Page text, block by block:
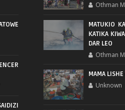
Othman
MATUKIO
KATIKA
DAR LEO
Othman
MAMA
Unknown